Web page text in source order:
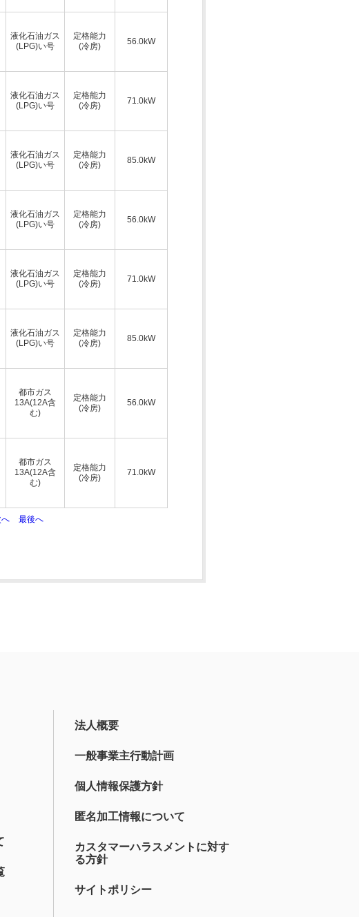
液化石油ガス
(LPG)い号
定格能力
(冷房)
56.0kW
液化石油ガス
(LPG)い号
定格能力
(冷房)
71.0kW
液化石油ガス
(LPG)い号
定格能力
(冷房)
85.0kW
液化石油ガス
(LPG)い号
定格能力
(冷房)
56.0kW
液化石油ガス
(LPG)い号
定格能力
(冷房)
71.0kW
液化石油ガス
(LPG)い号
定格能力
(冷房)
85.0kW
都市ガス
13A(12A含
む)
定格能力
(冷房)
56.0kW
都市ガス
13A(12A含
む)
定格能力
(冷房)
71.0kW
へ 最後へ
法人概要
一般事業主行動計画
個人情報保護方針
匿名加工情報について
カスタマーハラスメントに対す
る方針
サイトポリシー